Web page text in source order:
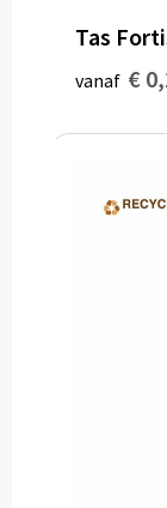
Tas
vanaf €